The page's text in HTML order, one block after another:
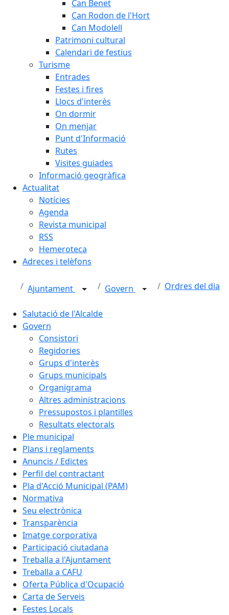
Can Benet
Can Rodon de l'Hort
Can Modolell
Patrimoni cultural
Calendari de festius
Turisme
Entrades
Festes i fires
Llocs d'interès
On dormir
On menjar
Punt d'Informació
Rutes
Visites guiades
Informació geogràfica
Actualitat
Notícies
Agenda
Revista municipal
RSS
Hemeroteca
Adreces i telèfons
Ajuntament Govern Ordres del dia
Salutació de l'Alcalde
Govern
Consistori
Regidories
Grups d'interès
Grups municipals
Organigrama
Altres administracions
Pressupostos i plantilles
Resultats electorals
Ple municipal
Plans i reglaments
Anuncis / Edictes
Perfil del contractant
Pla d'Acció Municipal (PAM)
Normativa
Seu electrònica
Transparència
Imatge corporativa
Participació ciutadana
Treballa a l'Ajuntament
Treballa a CAFU
Oferta Pública d'Ocupació
Carta de Serveis
Festes Locals